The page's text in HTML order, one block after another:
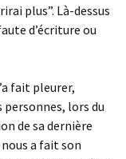
plus”. Là-dessus
d’écriture ou
fait pleurer,
personnes, lors du
de sa dernière
a fait son